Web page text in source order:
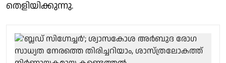
തെളിയിക്കുന്നു.